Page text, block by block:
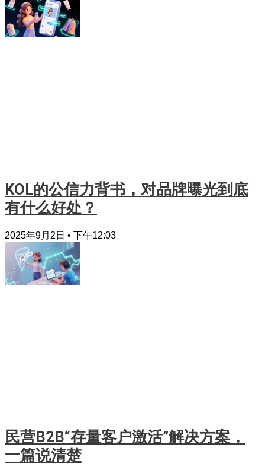
KOL的公信力背书，对品牌曝光到底
有什么好处？
2025年9月2日 下午12:03
民营B2B“存量客户激活”解决方案，
一篇说清楚